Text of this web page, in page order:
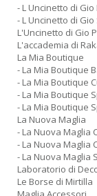
- L Uncinetto di Gio
- L Uncinetto di
L'Uncinetto di Gio
L'accademia di
La Mia Boutique
- La Mia Boutique
- La Mia Boutique
- La Mia Boutique
- La Mia Boutique
La Nuova Maglia
- La Nuova Maglia
- La Nuova Maglia
- La Nuova Maglia
Laboratorio di
Le Borse di Mirtilla